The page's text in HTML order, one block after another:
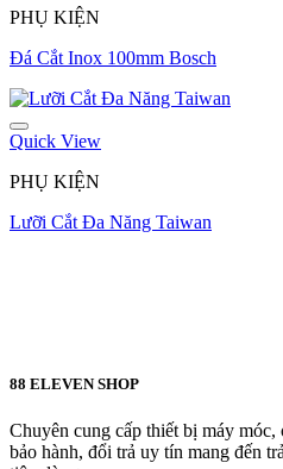
PHỤ KIỆN
Đá Cắt Inox 100mm Bosch
Quick View
PHỤ KIỆN
Lưỡi Cắt Đa Năng Taiwan
88 ELEVEN SHOP
Chuyên cung cấp thiết bị máy
bảo hành, đổi trả uy tín mang đến